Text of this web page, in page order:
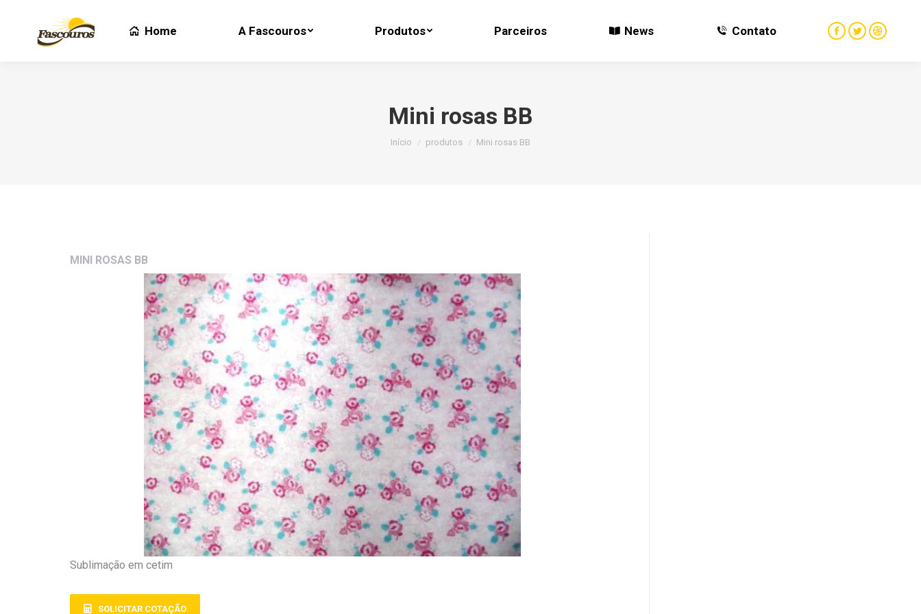
Home A Fascouros Produtos Parceiros News Contato
Mini rosas BB
Você está aqui:
Início produtos Mini rosas BB
MINI ROSAS BB
Sublimação em cetim
SOLICITAR COTAÇÃO